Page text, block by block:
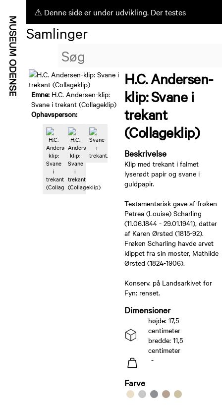
⚠ Denne side er under udvikling. Der testes
ufærdige funktioner.
Samlinger
Emne: H.C. Andersen-klip:
Svane i trekant (Collageklip)
Ophavsperson:
H.C. Andersen-
klip: Svane i
trekant
(Collageklip)
Beskrivelse
Klip med trekant i falmet
lyserødt papir og svane i
guldpapir.
Testamentarisk gave af frøken
Petrea (Louise) Scharling
(11.06.1844 - 29.01.1941), datter
af Karen Ørsted (1815-92).
Frøken Scharling havde arvet
klippet fra sin moster, Mathilde
Ørsted (1824-1906).
Konserv. på Landsarkivet for
Fyn: renset.
Dimensioner
højde: 17,5
centimeter
bredde: 11,5
centimeter
-
Farve